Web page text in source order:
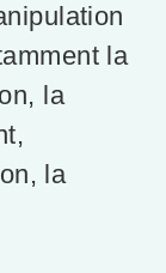
la
la
la